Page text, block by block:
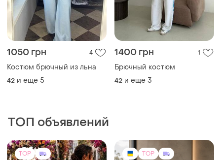
1050 грн 4
Костюм брючный из льна
42 и еще 5
1400 грн 1
Брючный костюм
42 и еще 3
ТОП объявлений
TOP TOP